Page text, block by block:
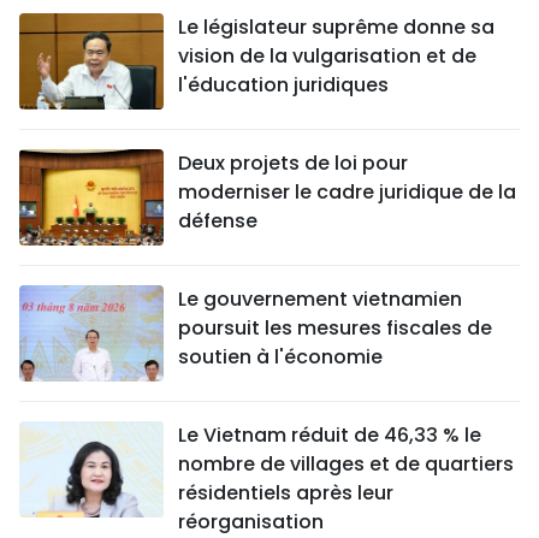
Le législateur suprême donne sa
vision de la vulgarisation et de
l'éducation juridiques
Deux projets de loi pour
moderniser le cadre juridique de la
défense
Le gouvernement vietnamien
poursuit les mesures fiscales de
soutien à l'économie
Le Vietnam réduit de 46,33 % le
nombre de villages et de quartiers
résidentiels après leur
réorganisation